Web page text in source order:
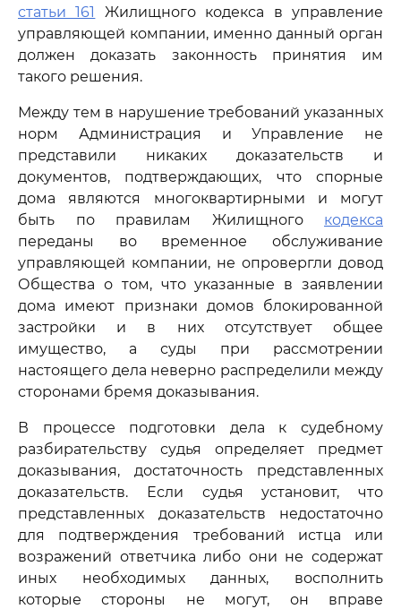
статьи 161
Жилищного кодекса в управление
управляющей компании, именно данный орган
должен доказать законность принятия им
такого решения.
Между тем в нарушение требований указанных
норм Администрация и Управление не
представили никаких доказательств и
документов, подтверждающих, что спорные
дома являются многоквартирными и могут
быть по правилам Жилищного кодекса
переданы во временное обслуживание
управляющей компании, не опровергли довод
Общества о том, что указанные в заявлении
дома имеют признаки домов блокированной
застройки и в них отсутствует общее
имущество, а суды при рассмотрении
настоящего дела неверно распределили между
сторонами бремя доказывания.
В процессе подготовки дела к судебному
разбирательству судья определяет предмет
доказывания, достаточность представленных
доказательств. Если судья установит, что
представленных доказательств недостаточно
для подтверждения требований истца или
возражений ответчика либо они не содержат
иных необходимых данных, восполнить
которые стороны не могут, он вправе